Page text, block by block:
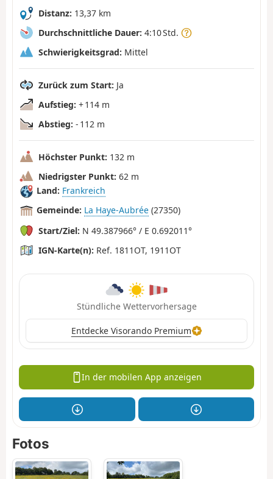
Distanz: 13,37 km
Durchschnittliche Dauer: 4:10 Std.
Schwierigkeitsgrad: Mittel
Zurück zum Start: Ja
Aufstieg: + 114 m
Abstieg: - 112 m
Höchster Punkt: 132 m
Niedrigster Punkt: 62 m
Land: Frankreich
Gemeinde: La Haye-Aubrée (27350)
Start/Ziel: N 49.387966° / E 0.692011°
IGN-Karte(n): Ref. 1811OT, 1911OT
Stündliche Wettervorhersage
Entdecke Visorando Premium
In der mobilen App anzeigen
Fotos